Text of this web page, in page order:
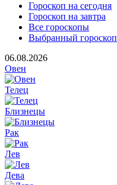
Гороскоп на сегодня
Гороскоп на завтра
Все гороскопы
Выбранный гороскоп
06.08.2026
Овен
Телец
Близнецы
Рак
Лев
Дева